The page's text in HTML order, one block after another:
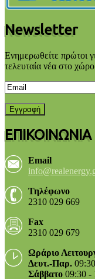
Newsletter
Ενημερωθείτε πρώτοι
τελευταία νέα στο χώρο
ΕΠΙΚΟΙΝΩΝΙΑ
Email
Τηλέφωνο
2310 029 669
Fax
2310 029 679
Ωράριο
Δευτ.-Παρ.
Σάββατο 09:30 -